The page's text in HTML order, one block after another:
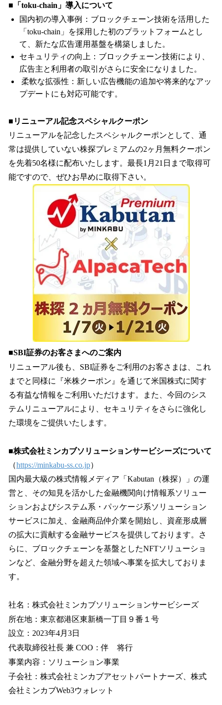
■「toku-chain」導入について
国内初の導入事例：ブロックチェーン技術を活用した
「toku-chain」を採用した初のプラットフォームとし
て、新たな広告運用基盤を構築しました。
セキュリティの向上：ブロックチェーン技術により、
広告主と利用者の取引がさらに安全になりました。
柔軟な拡張性：新しい広告機能の追加や将来的なアッ
プデートにも対応可能です。
■リニューアル記念スペシャルクーポン
リニューアルを記念したスペシャルクーポンとして、通
常は提供していない株探プレミアムの2ヶ月無料クーポン
を先着50名様に配布いたします。最長1月21日まで取得可
能ですので、ぜひお早めに取得下さい。
■SBI証券のお客さまへのご案内
リニューアル後も、SBI証券をご利用のお客さまは、これ
までと同様に『米株クーポン』を通じて米国株式に関す
る有益な情報をご利用いただけます。また、今回のシス
テムリニューアルにより、セキュリティをさらに強化し
た環境をご提供いたします。
■株式会社ミンカブソリューションサービシーズについて
（https://minkabu-ss.co.jp）
国内最大級の株式情報メディア「Kabutan（株探）」の運
営と、その知見を活かした金融機関向け情報系ソリュー
ションおよびシステム系・パッケージ系ソリューション
サービスに加え、金融商品仲介業を開始し、資産形成層
の拡大に貢献する金融サービスを提供しております。さ
らに、ブロックチェーンを基盤としたNFTソリューショ
ンなど、金融分野を超えた領域へ事業を拡大しておりま
す。
社名：株式会社ミンカブソリューションサービシーズ
所在地：東京都港区東新橋一丁目９番１号
設立：2023年4月3日
代表取締役社長 兼 COO：伴 将行
事業内容：ソリューション事業
子会社：株式会社ミンカブアセットパートナーズ、株式
会社ミンカブWeb3ウォレット